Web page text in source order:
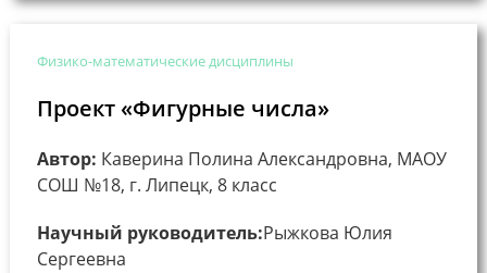
Физико-математические дисциплины
Проект «Фигурные числа»
Автор: Каверина Полина Александровна, МАОУ
СОШ №18, г. Липецк, 8 класс
Научный руководитель:Рыжкова Юлия
Сергеевна